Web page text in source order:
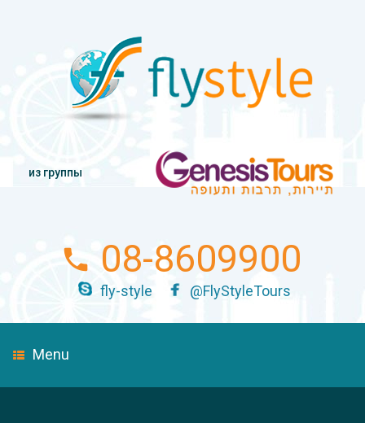
из группы
08-8609900
fly-style @FlyStyleTours
Menu